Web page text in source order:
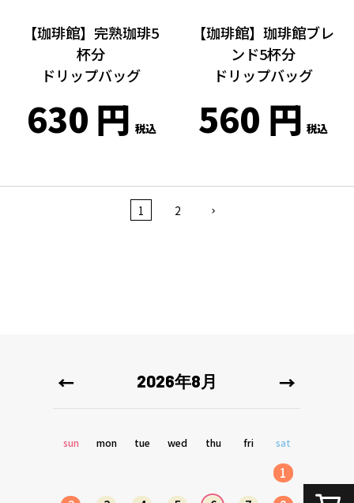
【珈琲館】完熟珈琲5
杯分
ドリップバッグ
630 税込
【珈琲館】珈琲館ブレ
ンド5杯分
ドリップバッグ
560 税込
1 2
2026年8月
sun mon tue wed thu fri sat
1